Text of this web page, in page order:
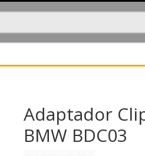
Adaptador
BMW BDC03